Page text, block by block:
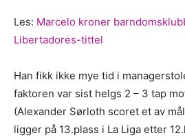
Les: Marcelo kroner
Libertadores-tittel
Han fikk ikke mye tid i
faktoren var sist helgs 2 – 3 tap
(Alexander Sørloth scoret et av
ligger på 13.plass i La Liga etter